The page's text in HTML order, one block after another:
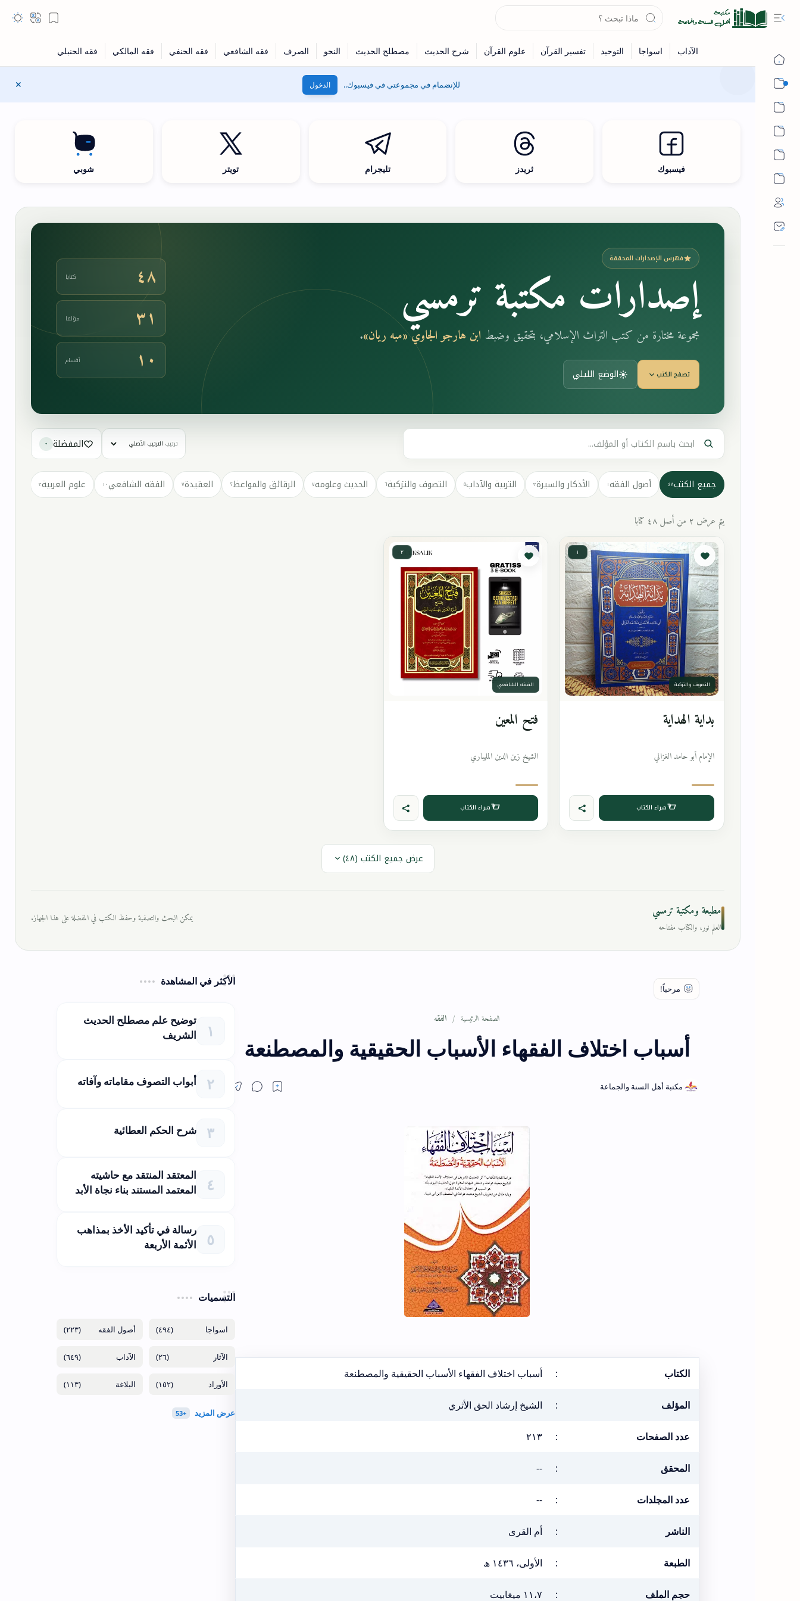
للإنضمام في مجموعتي في فيسبوك.. الدخول
فيسبوك ثريدز تليجرام تويتر شوبي
فهرس الإصدارات المحققة
إصدارات مكتبة ترمسي
مجموعة مختارة من كتب التراث الإسلامي، بتحقيق وضبط ابن هارجو الجاوي «مبه ريان».
تصفح الكتب الوضع الليلي
٤٨ كتابا
٣١ مؤلفا
١٠ أقسام
ترتيب المفضلة ٠
جميع الكتب٤٨ أصول الفقه١ الأذكار والسيرة٣ التربية والآداب٥ التصوف والتزكية٦ الحديث وعلومه٧ الرقائق والمواعظ٢ العقيدة٧ الفقه الشافعي١٠ علوم العربية٣
يتم عرض ٢ من أصل ٤٨ كتابا
١
التصوف والتزكية
بداية الهداية
الإمام أبو حامد الغزالي
شراء الكتاب
٢
الفقه الشافعي
فتح المعين
الشيخ زين الدين المليباري
شراء الكتاب
عرض جميع الكتب (٤٨)
مطبعة ومكتبة ترمسي
العلم نور، والكتاب مفتاحه
يمكن البحث والتصفية وحفظ الكتب في المفضلة على هذا الجهاز.
الصفحة الرئيسية الفقه
أسباب اختلاف الفقهاء الأسباب الحقيقية والمصطنعة
الكتاب : أسباب اختلاف الفقهاء الأسباب الحقيقية والمصطنعة
المؤلف : الشيخ إرشاد الحق الأثري
عدد الصفحات : ٢١٣
المحقق :
--
عدد المجلدات :
--
الناشر : أم القرى
الطبعة : الأولى، ١٤٣٦ ھ
حجم الملف : ١١،٧ ميغابيت
الأكثر في المشاهدة
توضيح علم مصطلح الحديث
الشريف
أبواب التصوف مقاماته وآفاته
شرح الحكم العطائية
المعتقد المنتقد مع حاشيته
المعتمد المستند بناء نجاة الأبد
رسالة في تأكيد الأخذ بمذاهب
الأئمة الأربعة
التسميات
(٤٩٤) (٢٢٣)
(٢٦) (٦٤٩)
(١٥٢) (١١٣)